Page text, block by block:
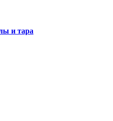
и тара